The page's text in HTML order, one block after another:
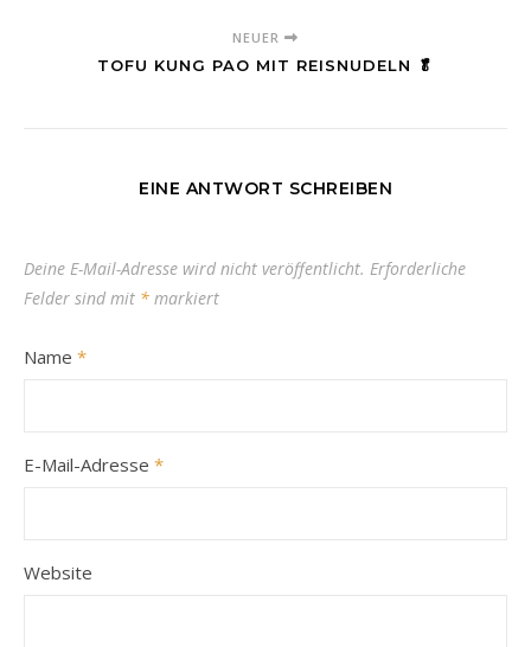
NEUER
TOFU KUNG PAO MIT REISNUDELN 🥬
EINE ANTWORT SCHREIBEN
Deine E-Mail-Adresse wird nicht veröffentlicht. Erforderliche
Felder sind mit * markiert
Name *
E-Mail-Adresse *
Website